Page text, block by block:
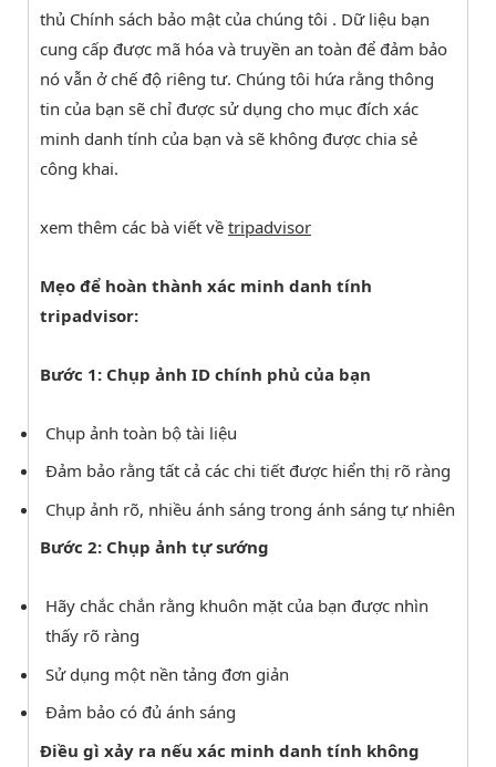
thủ Chính sách bảo mật của chúng tôi . Dữ liệu bạn
cung cấp được mã hóa và truyền an toàn để đảm bảo
nó vẫn ở chế độ riêng tư. Chúng tôi hứa rằng thông
tin của bạn sẽ chỉ được sử dụng cho mục đích xác
minh danh tính của bạn và sẽ không được chia sẻ
công khai.
xem thêm các bà viết về tripadvisor
Mẹo để hoàn thành xác minh danh tính
tripadvisor:
Bước 1: Chụp ảnh ID chính phủ của bạn
Chụp ảnh toàn bộ tài liệu
Đảm bảo rằng tất cả các chi tiết được hiển thị rõ ràng
Chụp ảnh rõ, nhiều ánh sáng trong ánh sáng tự nhiên
Bước 2: Chụp ảnh tự sướng
Hãy chắc chắn rằng khuôn mặt của bạn được nhìn
thấy rõ ràng
Sử dụng một nền tảng đơn giản
Đảm bảo có đủ ánh sáng
Điều gì xảy ra nếu xác minh danh tính không